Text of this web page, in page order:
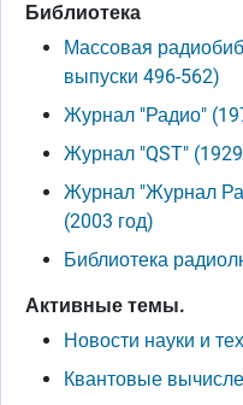
Библиотека
Массовая
выпуски 496-562)
Журнал "Радио"
Журнал "QST"
Журнал "Журнал
(2003 год)
Библиотека
Активные темы.
Новости науки и
Квантовые